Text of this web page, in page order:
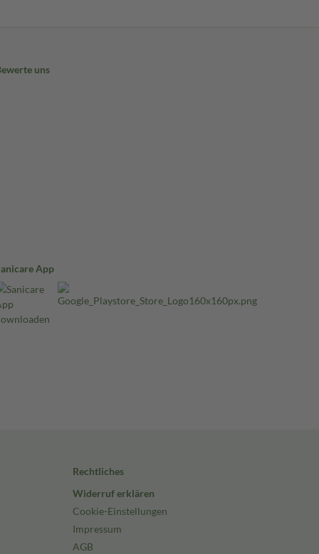
uns
App
Rechtliches
Widerruf erklären
Cookie-Einstellungen
Impressum
AGB